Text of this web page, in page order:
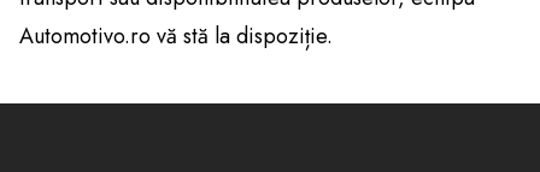
Automotivo.ro vă stă la dispoziție.